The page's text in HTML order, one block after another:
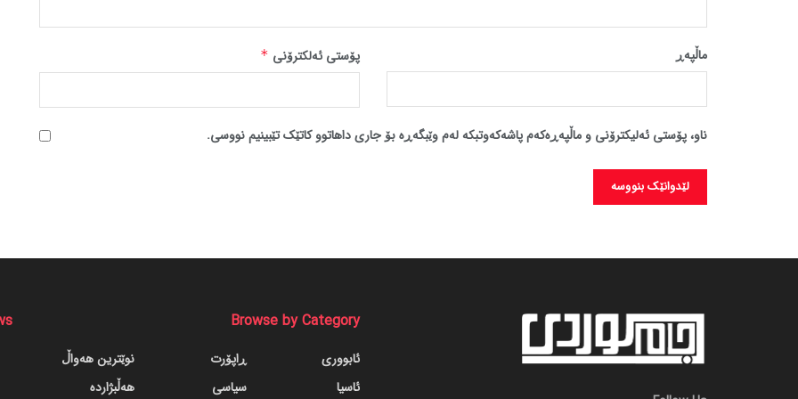
پۆستی ئەلکترۆنی * ماڵپه‌ڕ
ناو، پۆستی ئەلیکترۆنی و ماڵپەڕەکەم پاشەکەوتبکە لەم وێبگەڕە بۆ جاری داهاتوو کاتێک تێبینیم نووسی.
Browse by Category
ئابووری
ئاسیا
ڕاپۆرت
سیاسی
نوێترین هەواڵ
هەڵبژاردە